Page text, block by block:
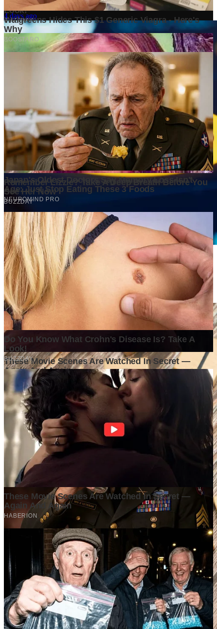
4 days ago
Kota-Kota yang Diprediksi Akan Berkembang dalam 10 Tahun
ke Depan, Siapa yang Paling Siap Menjadi Mesin Ekonomi
Baru?
4 days ago